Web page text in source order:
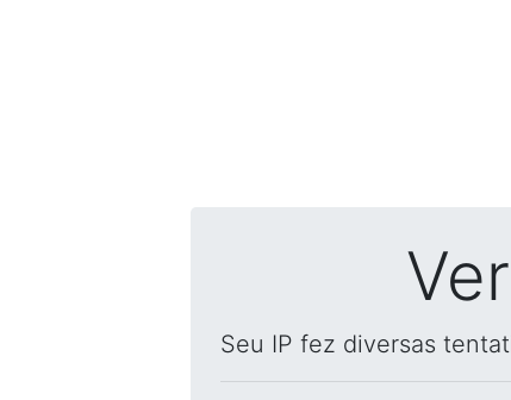
Seu IP fez diversas